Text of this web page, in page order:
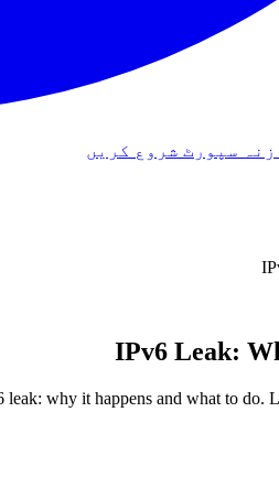
سپورٹ شروع کریں
IPv6 Leak:
why it happens and what to do.